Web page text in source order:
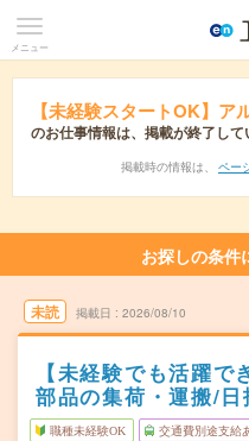
メニュー
【未経験スタートOK】
のお仕事情報は、掲載が終了して
掲載時の情報は、 ペー
お探しの条件
未読 掲載日 2026/08/10
【未経験でも活躍
部品の集荷・運搬/日
職種未経験OK 交通費別途支給